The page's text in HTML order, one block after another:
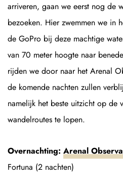
arriveren, gaan we eerst nog de
bezoeken. Hier zwemmen we in
de GoPro bij deze machtige
van 70 meter hoogte naar
rijden we door naar het Arenal
de komende nachten zullen
namelijk het beste uitzicht op de
wandelroutes te lopen.
Overnachting: Arenal
Fortuna (2 nachten)